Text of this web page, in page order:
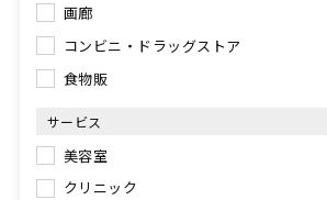
画廊
コンビニ・ドラッグストア
食物販
サービス
美容室
クリニック